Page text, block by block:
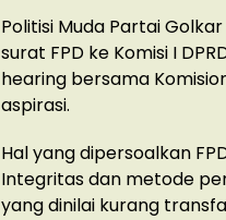
Politisi Muda Partai
surat FPD ke Komisi I
hearing bersama
aspirasi.
Hal yang dipersoalkan
Integritas dan metode
yang dinilai kurang